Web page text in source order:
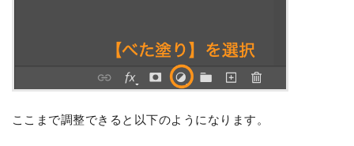
ここまで調整できると以下のようになります。